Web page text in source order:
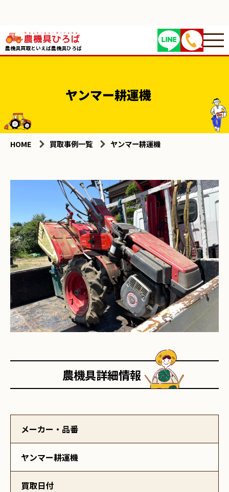
農機具買取といえば農機具ひろば
ヤンマー耕運機
HOME 買取事例一覧 ヤンマー耕運機
農機具詳細情報
メーカー・品番
ヤンマー耕運機
買取日付